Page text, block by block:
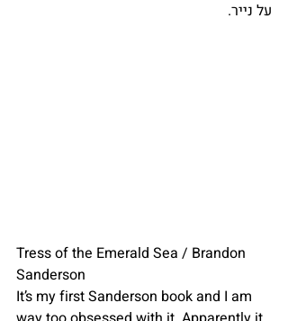
על נייר.
Tress of the Emerald Sea / Brandon
Sanderson
It’s my first Sanderson book and I am